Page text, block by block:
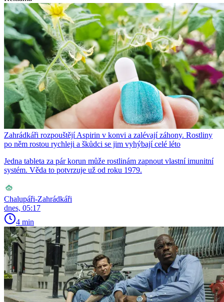
Zahrádkáři rozpouštějí Aspirin v konvi a zalévají záhony. Rostliny
po něm rostou rychleji a škůdci se jim vyhýbají celé léto
Jedna tableta za pár korun může rostlinám zapnout vlastní imunitní
systém. Věda to potvrzuje už od roku 1979.
Chalupáři-Zahrádkáři
dnes, 05:17
4 min